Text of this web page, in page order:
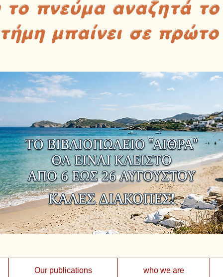
το πνεύμα αναζητά
μπαίνει σε
Our publications who we are